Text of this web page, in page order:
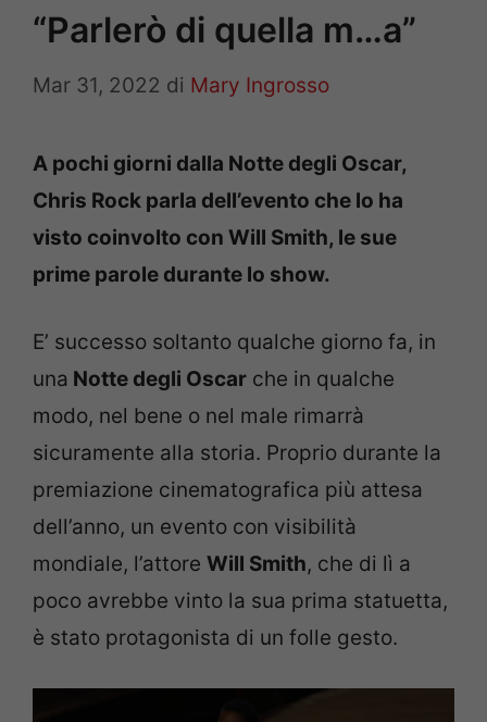
“Parlerò di quella m…a”
Mar 31, 2022 di Mary Ingrosso
A pochi giorni dalla Notte degli Oscar,
Chris Rock parla dell’evento che lo ha
visto coinvolto con Will Smith, le sue
prime parole durante lo show.
E’ successo soltanto qualche giorno fa, in
una Notte degli Oscar che in qualche
modo, nel bene o nel male rimarrà
sicuramente alla storia. Proprio durante la
premiazione cinematografica più attesa
dell’anno, un evento con visibilità
mondiale, l’attore Will Smith, che di lì a
poco avrebbe vinto la sua prima statuetta,
è stato protagonista di un folle gesto.